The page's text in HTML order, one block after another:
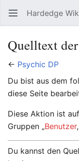
Hauptmenü öffnen Hardedge
Quelltext
← Psychic DP
Du bist aus dem
diese Seite
Diese Aktion ist
Gruppen „Benutzer,
Du kannst den